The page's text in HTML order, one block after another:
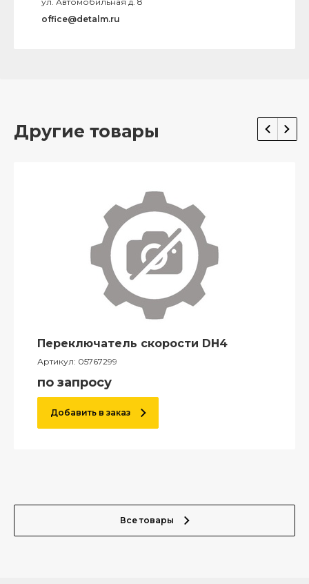
office@detalm.ru
Другие товары
Переключатель скорости DH4
Артикул: 05767299
по запросу
Добавить в заказ
Все товары